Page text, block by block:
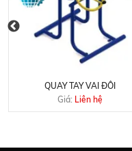
QUAY TAY VAI ĐÔI
Giá: Liên hệ